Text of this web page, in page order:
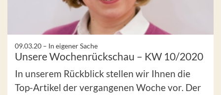
09.03.20 – In eigener Sache
Unsere Wochenrückschau – KW 10/2020
In unserem Rückblick stellen wir Ihnen die
Top-Artikel der vergangenen Woche vor. Der